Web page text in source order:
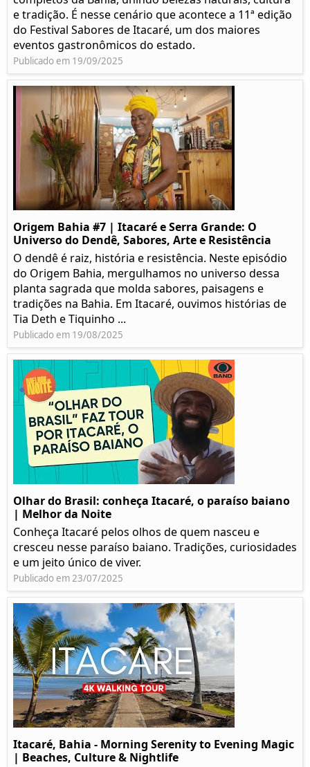
e tradição. É nesse cenário que acontece a 11ª edição
do Festival Sabores de Itacaré, um dos maiores
eventos gastronômicos do estado.
Publicado em 19/09/2025
Origem Bahia #7 | Itacaré e Serra Grande: O
Universo do Dendê, Sabores, Arte e Resistência
O dendê é raiz, história e resistência. Neste episódio
do Origem Bahia, mergulhamos no universo dessa
planta sagrada que molda sabores, paisagens e
tradições na Bahia. Em Itacaré, ouvimos histórias de
Tia Deth e Tiquinho ...
Publicado em 19/08/2025
Olhar do Brasil: conheça Itacaré, o paraíso baiano
| Melhor da Noite
Conheça Itacaré pelos olhos de quem nasceu e
cresceu nesse paraíso baiano. Tradições, curiosidades
e um jeito único de viver.
Publicado em 23/07/2025
Itacaré, Bahia - Morning Serenity to Evening Magic
| Beaches, Culture & Nightlife